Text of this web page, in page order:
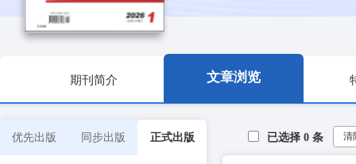
期刊简介 文章浏览
优先出版 同步出版 正式出版 已选择 0 条 清